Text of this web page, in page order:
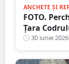
ANCHETE ȘI
FOTO.
Țara
ilegal cu
30 iunie 2026